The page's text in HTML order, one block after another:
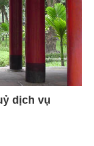
dịch vụ